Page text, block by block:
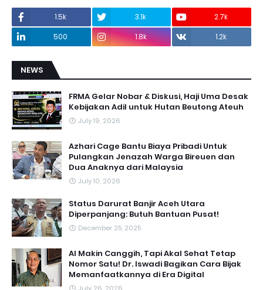
1.5k 3.1k
2.7k
500
1.8k 1.2k
NEWS
FRMA Gelar Nobar & Diskusi, Haji Uma Desak
Kebijakan Adil untuk Hutan Beutong Ateuh
July 19, 2026
Azhari Cage Bantu Biaya Pribadi Untuk
Pulangkan Jenazah Warga Bireuen dan
Dua Anaknya dari Malaysia
July 10, 2026
Status Darurat Banjir Aceh Utara
Diperpanjang: Butuh Bantuan Pusat!
December 25, 2025
AI Makin Canggih, Tapi Akal Sehat Tetap
Nomor Satu! Dr. Iswadi Bagikan Cara Bijak
Memanfaatkannya di Era Digital